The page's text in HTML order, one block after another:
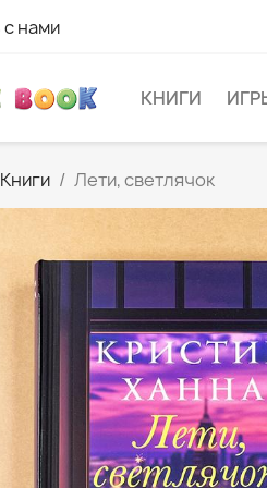
нами
КНИГИ
Книги Лети, светлячок